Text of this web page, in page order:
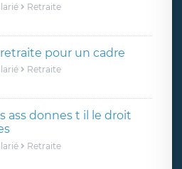
Retraite
pour un cadre
Retraite
ass donnes t il le droit
Retraite